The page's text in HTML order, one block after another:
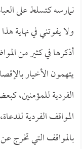
نمارسه كتسلط على
ولا يفوتني في نهاية
أذكرها في كثير من
يتهمون الأخيار
الفردية للمؤمنين،
المواقف الفردية
بالمواقف التي تخرج عن